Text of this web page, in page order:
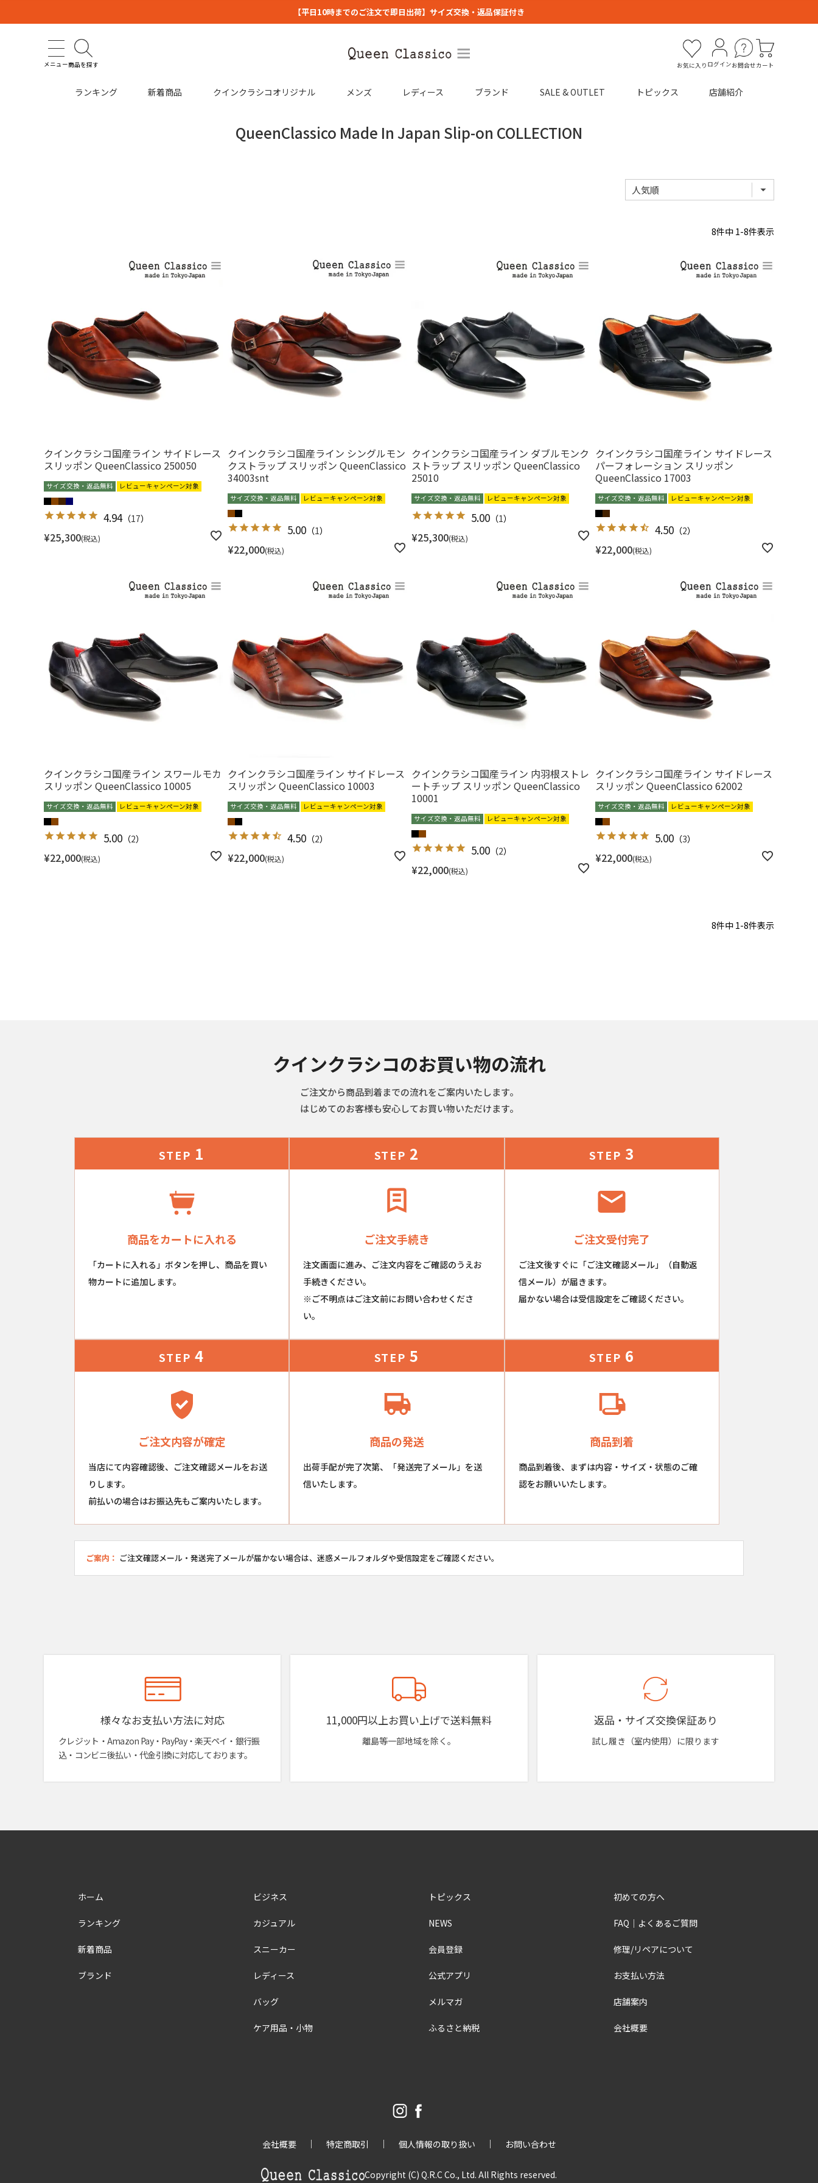
【平日10時までのご注文で即日出荷】サイズ交換・返品保証付き
メニュー商品を探す お気に入り ログインお問合せカート
ランキング 新着商品 クインクラシコオリジナル メンズ レディース ブランド SALE & OUTLET トピックス 店舗紹介
QueenClassico Made In Japan Slip-on COLLECTION
8件中 1-8件表示
クインクラシコ国産ライン サイドレース
スリッポン QueenClassico 250050
サイズ交換・返品無料 レビューキャンペーン対象
¥25,300 税込
4.94（17）
クインクラシコ国産ライン シングルモン
クストラップ スリッポン QueenClassico
34003snt
サイズ交換・返品無料 レビューキャンペーン対象
¥22,000 税込
5.00 （1）
クインクラシコ国産ライン ダブルモンク
ストラップ スリッポン QueenClassico
25010
サイズ交換・返品無料 レビューキャンペーン対象
¥25,300 税込
5.00 （1）
クインクラシコ国産ライン サイドレース
パーフォレーション スリッポン
QueenClassico 17003
サイズ交換・返品無料 レビューキャンペーン対象
¥22,000 税込
4.50 （2）
クインクラシコ国産ライン スワールモカ
スリッポン QueenClassico 10005
サイズ交換・返品無料 レビューキャンペーン対象
¥22,000 税込
5.00 （2）
クインクラシコ国産ライン サイドレース
スリッポン QueenClassico 10003
サイズ交換・返品無料 レビューキャンペーン対象
¥22,000 税込
4.50 （2）
クインクラシコ国産ライン 内羽根ストレ
ートチップ スリッポン QueenClassico
10001
サイズ交換・返品無料 レビューキャンペーン対象
¥22,000 税込
5.00 （2）
クインクラシコ国産ライン サイドレース
スリッポン QueenClassico 62002
サイズ交換・返品無料 レビューキャンペーン対象
¥22,000 税込
5.00 （3）
8件中 1-8件表示
クインクラシコのお買い物の流れ
ご注文から商品到着までの流れをご案内いたします。
はじめてのお客様も安心してお買い物いただけます。
STEP 1
商品をカートに入れる
「カートに入れる」ボタンを押し、商品を買い
物カートに追加します。
STEP 2
ご注文手続き
注文画面に進み、ご注文内容をご確認のうえお
手続きください。
※ご不明点はご注文前にお問い合わせくださ
い。
STEP 3
ご注文受付完了
ご注文後すぐに「ご注文確認メール」（自動返
信メール）が届きます。
届かない場合は受信設定をご確認ください。
STEP 4
ご注文内容が確定
当店にて内容確認後、ご注文確認メールをお送
りします。
前払いの場合はお振込先もご案内いたします。
STEP 5
商品の発送
出荷手配が完了次第、「発送完了メール」を送
信いたします。
STEP 6
商品到着
商品到着後、まずは内容・サイズ・状態のご確
認をお願いいたします。
ご案内： ご注文確認メール・発送完了メールが届かない場合は、迷惑メールフォルダや受信設定をご確認ください。
様々なお支払い方法に対応
クレジット・Amazon Pay・PayPay・楽天ペイ・銀行振
込・コンビニ後払い・代金引換に対応しております。
11,000円以上お買い上げで送料無料
離島等一部地域を除く。
返品・サイズ交換保証あり
試し履き（室内使用）に限ります
ホーム
ランキング
新着商品
ブランド
ビジネス
カジュアル
スニーカー
レディース
バッグ
ケア用品・小物
トピックス
NEWS
会員登録
公式アプリ
メルマガ
ふるさと納税
初めての方へ
FAQ｜よくあるご質問
修理/リペアについて
お支払い方法
店舗案内
会社概要
会社概要 特定商取引 個人情報の取り扱い お問い合わせ
Copyright (C) Q.R.C Co., Ltd. All Rights reserved.